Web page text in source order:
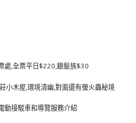
處,全票平日$220,銀髮族$30
動接駁車和導覽服務介紹